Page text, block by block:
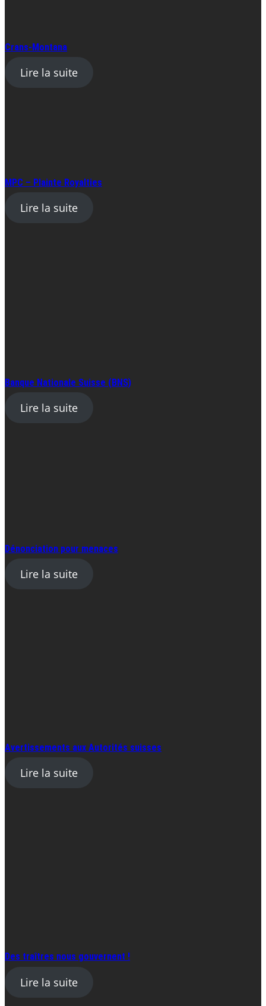
Crans-Montana
Lire la suite
MPC – Plainte Royalties
Lire la suite
Banque Nationale Suisse (BNS)
Lire la suite
Dénonciation pour menaces
Lire la suite
Avertissements aux Autorités suisses
Lire la suite
Des traîtres nous gouvernent !
Lire la suite